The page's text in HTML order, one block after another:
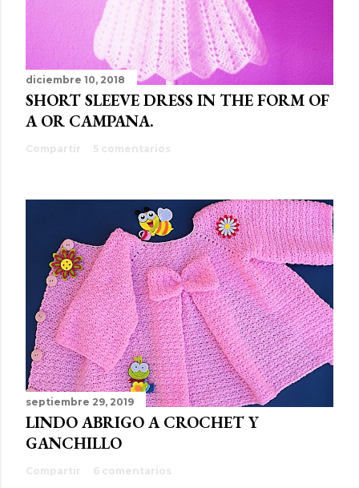
diciembre 10, 2018
SHORT SLEEVE DRESS IN THE FORM OF
A OR CAMPANA.
Compartir 5 comentarios
septiembre 29, 2019
LINDO ABRIGO A CROCHET Y
GANCHILLO
Compartir 6 comentarios